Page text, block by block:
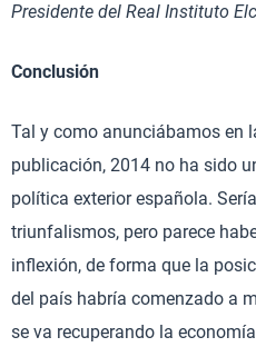
Presidente del Real Instituto
Conclusión
Tal y como anunciábamos en
publicación, 2014 no ha sido
política exterior española.
triunfalismos, pero parece
inflexión, de forma que la
del país habría comenzado a
se va recuperando la